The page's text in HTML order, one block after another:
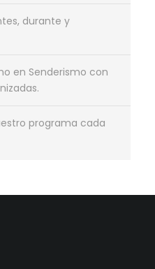
durante y
en Senderismo con
programa cada